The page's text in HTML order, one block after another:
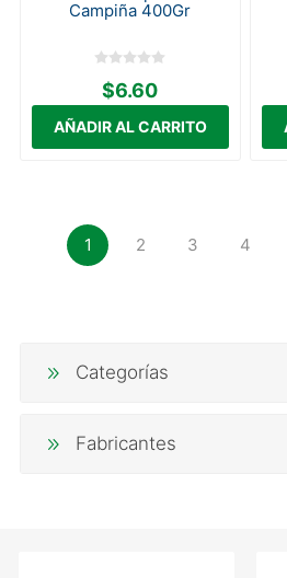
Campiña 400Gr
$6.60
1 2 3 4
Categorías
Fabricantes